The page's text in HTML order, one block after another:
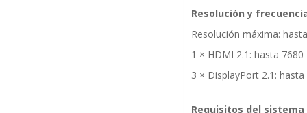
Resolución y
Resolución máxima:
1 × HDMI 2.1: hasta 7680
3 × DisplayPort 2.1:
Requisitos del sistema